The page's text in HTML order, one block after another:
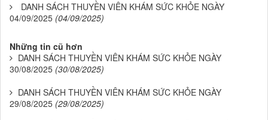
DANH SÁCH THUYỀN VIÊN KHÁM SỨC KHỎE NGÀY
04/09/2025 (04/09/2025)
Những tin cũ hơn
DANH SÁCH THUYỀN VIÊN KHÁM SỨC KHỎE NGÀY
30/08/2025 (30/08/2025)
DANH SÁCH THUYỀN VIÊN KHÁM SỨC KHỎE NGÀY
29/08/2025 (29/08/2025)